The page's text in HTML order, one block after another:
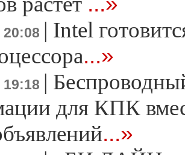
20:08 | Intel
...»
19:18 |
для КПК
...»